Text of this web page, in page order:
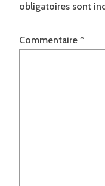
obligatoires sont
Commentaire *